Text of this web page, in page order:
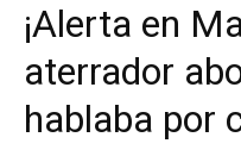
¡Alerta en
aterrador
hablaba por